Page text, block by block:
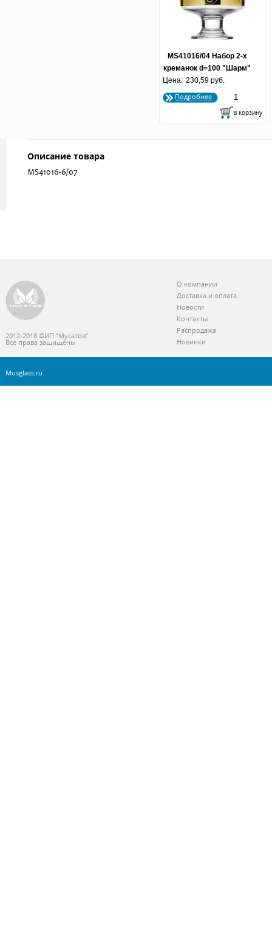
MS41016/04 Набор 2-х
креманок d=100 "Шарм"
1/8
Цена: 230,59 руб.
Подробнее
Описание товара
MS41016-6/07
2012-2018 ©ИП “Мусатов”
Все права защищены
О компании
Доставка и оплата
Новости
Контакты
Распродажа
Новинки
Musglass.ru